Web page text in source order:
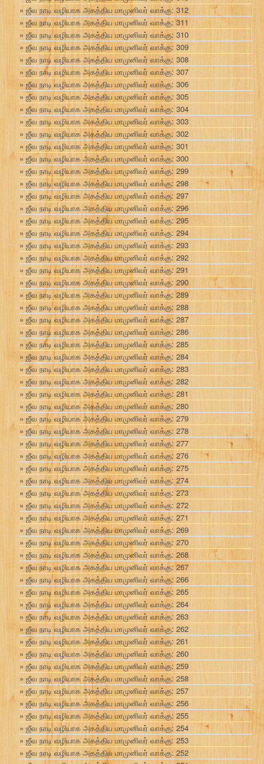
ஜீவ நாடி வழியாக அகத்திய மாமுனிவர் வாக்கு: 312
ஜீவ நாடி வழியாக அகத்திய மாமுனிவர் வாக்கு: 311
ஜீவ நாடி வழியாக அகத்திய மாமுனிவர் வாக்கு: 310
ஜீவ நாடி வழியாக அகத்திய மாமுனிவர் வாக்கு: 309
ஜீவ நாடி வழியாக அகத்திய மாமுனிவர் வாக்கு: 308
ஜீவ நாடி வழியாக அகத்திய மாமுனிவர் வாக்கு: 307
ஜீவ நாடி வழியாக அகத்திய மாமுனிவர் வாக்கு: 306
ஜீவ நாடி வழியாக அகத்திய மாமுனிவர் வாக்கு: 305
ஜீவ நாடி வழியாக அகத்திய மாமுனிவர் வாக்கு: 304
ஜீவ நாடி வழியாக அகத்திய மாமுனிவர் வாக்கு: 303
ஜீவ நாடி வழியாக அகத்திய மாமுனிவர் வாக்கு: 302
ஜீவ நாடி வழியாக அகத்திய மாமுனிவர் வாக்கு: 301
ஜீவ நாடி வழியாக அகத்திய மாமுனிவர் வாக்கு: 300
ஜீவ நாடி வழியாக அகத்திய மாமுனிவர் வாக்கு: 299
ஜீவ நாடி வழியாக அகத்திய மாமுனிவர் வாக்கு: 298
ஜீவ நாடி வழியாக அகத்திய மாமுனிவர் வாக்கு: 297
ஜீவ நாடி வழியாக அகத்திய மாமுனிவர் வாக்கு: 296
ஜீவ நாடி வழியாக அகத்திய மாமுனிவர் வாக்கு: 295
ஜீவ நாடி வழியாக அகத்திய மாமுனிவர் வாக்கு: 294
ஜீவ நாடி வழியாக அகத்திய மாமுனிவர் வாக்கு: 293
ஜீவ நாடி வழியாக அகத்திய மாமுனிவர் வாக்கு: 292
ஜீவ நாடி வழியாக அகத்திய மாமுனிவர் வாக்கு: 291
ஜீவ நாடி வழியாக அகத்திய மாமுனிவர் வாக்கு: 290
ஜீவ நாடி வழியாக அகத்திய மாமுனிவர் வாக்கு: 289
ஜீவ நாடி வழியாக அகத்திய மாமுனிவர் வாக்கு: 288
ஜீவ நாடி வழியாக அகத்திய மாமுனிவர் வாக்கு: 287
ஜீவ நாடி வழியாக அகத்திய மாமுனிவர் வாக்கு: 286
ஜீவ நாடி வழியாக அகத்திய மாமுனிவர் வாக்கு: 285
ஜீவ நாடி வழியாக அகத்திய மாமுனிவர் வாக்கு: 284
ஜீவ நாடி வழியாக அகத்திய மாமுனிவர் வாக்கு: 283
ஜீவ நாடி வழியாக அகத்திய மாமுனிவர் வாக்கு: 282
ஜீவ நாடி வழியாக அகத்திய மாமுனிவர் வாக்கு: 281
ஜீவ நாடி வழியாக அகத்திய மாமுனிவர் வாக்கு: 280
ஜீவ நாடி வழியாக அகத்திய மாமுனிவர் வாக்கு: 279
ஜீவ நாடி வழியாக அகத்திய மாமுனிவர் வாக்கு: 278
ஜீவ நாடி வழியாக அகத்திய மாமுனிவர் வாக்கு: 277
ஜீவ நாடி வழியாக அகத்திய மாமுனிவர் வாக்கு: 276
ஜீவ நாடி வழியாக அகத்திய மாமுனிவர் வாக்கு: 275
ஜீவ நாடி வழியாக அகத்திய மாமுனிவர் வாக்கு: 274
ஜீவ நாடி வழியாக அகத்திய மாமுனிவர் வாக்கு: 273
ஜீவ நாடி வழியாக அகத்திய மாமுனிவர் வாக்கு: 272
ஜீவ நாடி வழியாக அகத்திய மாமுனிவர் வாக்கு: 271
ஜீவ நாடி வழியாக அகத்திய மாமுனிவர் வாக்கு: 269
ஜீவ நாடி வழியாக அகத்திய மாமுனிவர் வாக்கு: 270
ஜீவ நாடி வழியாக அகத்திய மாமுனிவர் வாக்கு: 268
ஜீவ நாடி வழியாக அகத்திய மாமுனிவர் வாக்கு: 267
ஜீவ நாடி வழியாக அகத்திய மாமுனிவர் வாக்கு: 266
ஜீவ நாடி வழியாக அகத்திய மாமுனிவர் வாக்கு: 265
ஜீவ நாடி வழியாக அகத்திய மாமுனிவர் வாக்கு: 264
ஜீவ நாடி வழியாக அகத்திய மாமுனிவர் வாக்கு: 263
ஜீவ நாடி வழியாக அகத்திய மாமுனிவர் வாக்கு: 262
ஜீவ நாடி வழியாக அகத்திய மாமுனிவர் வாக்கு: 261
ஜீவ நாடி வழியாக அகத்திய மாமுனிவர் வாக்கு: 260
ஜீவ நாடி வழியாக அகத்திய மாமுனிவர் வாக்கு: 259
ஜீவ நாடி வழியாக அகத்திய மாமுனிவர் வாக்கு: 258
ஜீவ நாடி வழியாக அகத்திய மாமுனிவர் வாக்கு: 257
ஜீவ நாடி வழியாக அகத்திய மாமுனிவர் வாக்கு: 256
ஜீவ நாடி வழியாக அகத்திய மாமுனிவர் வாக்கு: 255
ஜீவ நாடி வழியாக அகத்திய மாமுனிவர் வாக்கு: 254
ஜீவ நாடி வழியாக அகத்திய மாமுனிவர் வாக்கு: 253
ஜீவ நாடி வழியாக அகத்திய மாமுனிவர் வாக்கு: 252